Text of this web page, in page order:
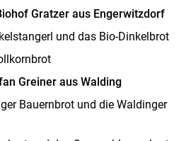
Gratzer aus Engerwitzdorf
und das Bio-Dinkelbrot
Greiner aus Walding
Bauernbrot und die Waldinger